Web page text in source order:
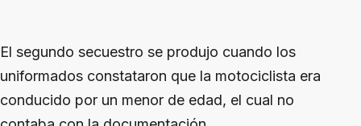
El segundo secuestro se produjo cuando los
uniformados constataron que la motociclista era
conducido por un menor de edad, el cual no